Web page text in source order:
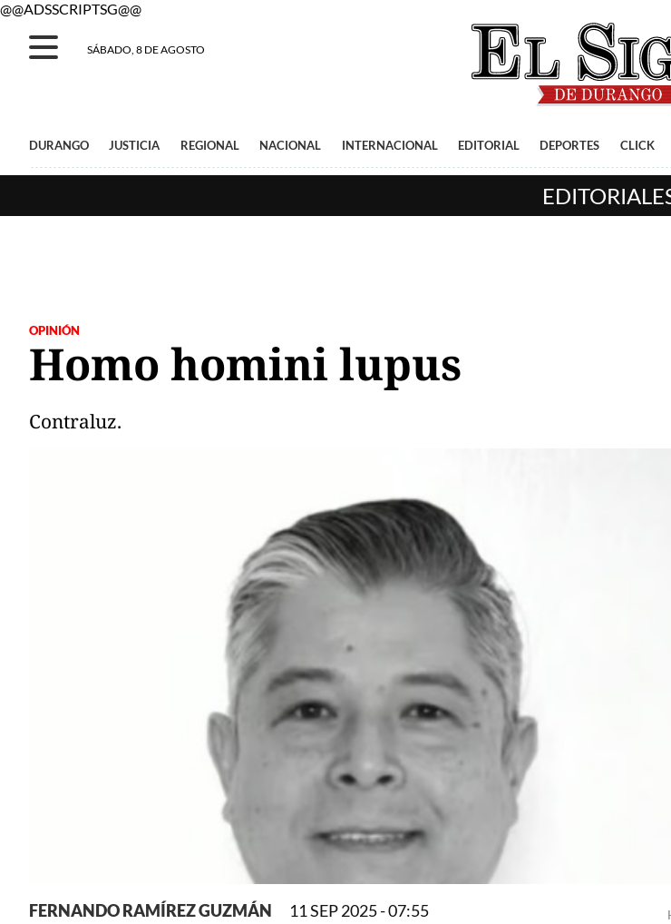
@@ADSSCRIPTSG@@
SÁBADO, 8 DE AGOSTO
DURANGO JUSTICIA REGIONAL NACIONAL INTERNACIONAL EDITORIAL DEPORTES CLICK
OPINIÓN
Homo homini lupus
Contraluz.
FERNANDO RAMÍREZ GUZMÁN 11 SEP 2025 - 07:55